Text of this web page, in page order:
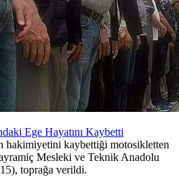
Ege Hayatını Kaybetti
hakimiyetini kaybettiği motosikletten
Mesleki ve Teknik Anadolu
toprağa verildi.